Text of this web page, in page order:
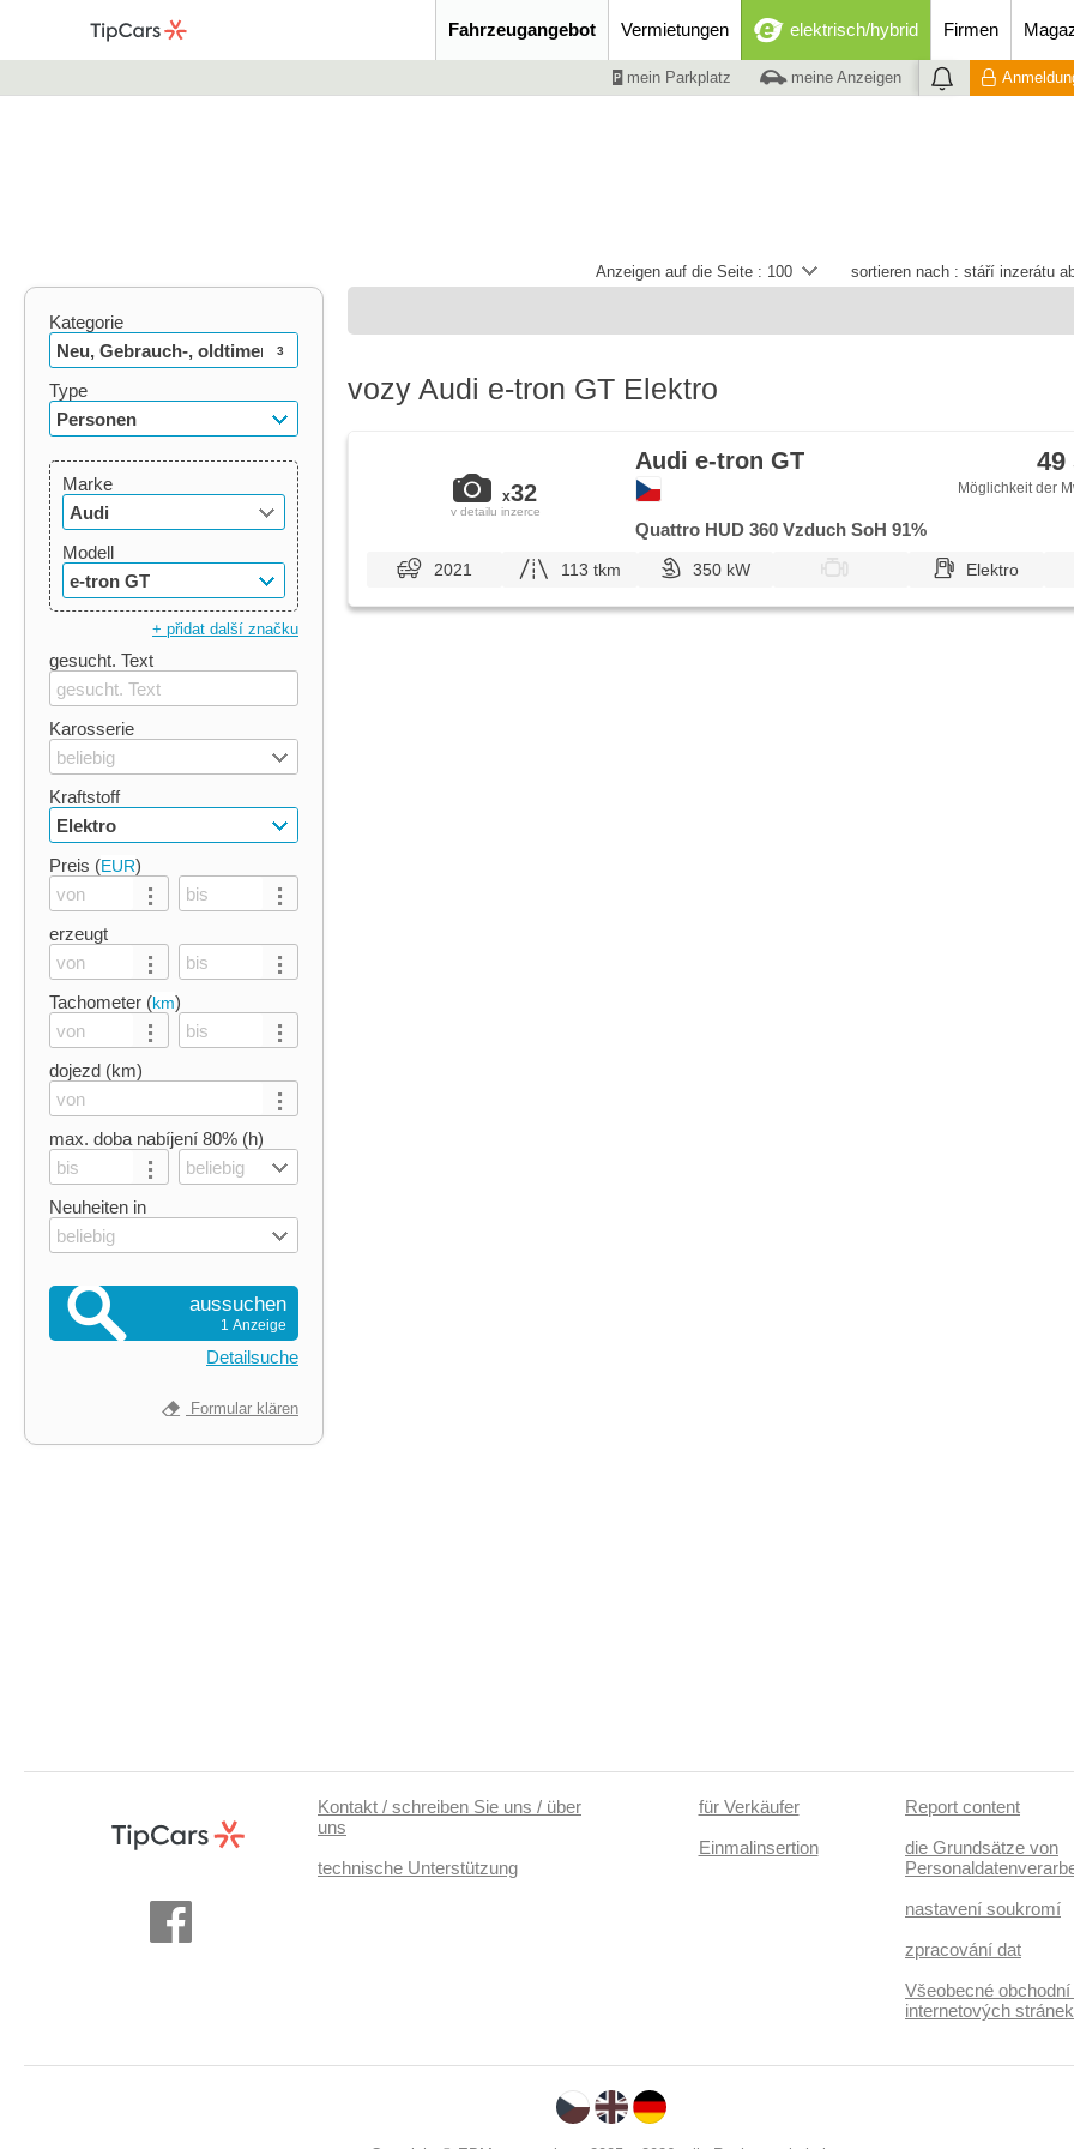
Fahrzeugangebot Vermietungen elektrisch/hybrid Firmen
mein Parkplatz meine Anzeigen
sortieren nach : stáří inzerátu
Anzeigen auf die Seite : 100
Kategorie
Neu, Gebrauch-, oldtimer
3
Type
Personen
Marke
Audi
Modell
e-tron GT
+ přidat další značku
gesucht. Text
Karosserie
beliebig
Kraftstoff
Elektro
Preis (EUR)
erzeugt
Tachometer (km)
dojezd (km)
max. doba nabíjení 80% (h)
beliebig
Neuheiten in
beliebig
aussuchen
1 Anzeige
Detailsuche
Formular klären
vozy Audi e-tron GT Elektro
x32
v detailu inzerce
Audi e-tron GT 49
Möglichkeit der
Quattro HUD 360 Vzduch SoH 91%
2021 113 tkm 350 kW Elektro
Kontakt / schreiben Sie uns / über
uns
technische Unterstützung
für Verkäufer
Einmalinsertion
Report content
die Grundsätze von
nastavení soukromí
zpracování dat
Všeobecné
internetových